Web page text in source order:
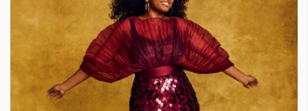
СЛЕДВАЙТЕ НИ
Facebook Instagram Twitter
Pinterest